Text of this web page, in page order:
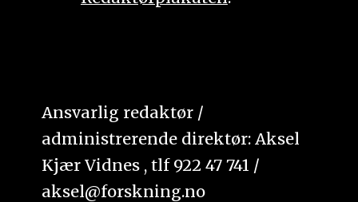
Ansvarlig redaktør /
administrerende direktør: Aksel
Kjær Vidnes , tlf 922 47 741 /
aksel@forskning.no